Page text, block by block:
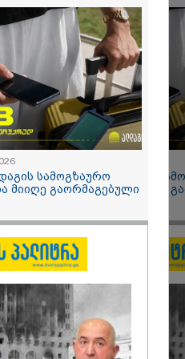
შეიძინე ალდაგის
დაზღვევა და მიიღე
სამოგზაურო
მიიღე გაორმაგებული